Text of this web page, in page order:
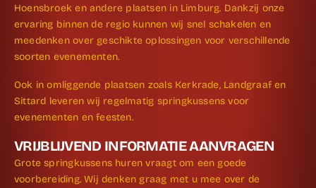
Hoensbroek en andere plaatsen in Limburg. Dankzij onze
ervaring binnen de regio kunnen wij snel schakelen en
meedenken over geschikte oplossingen voor verschillende
soorten evenementen.
Ook in omliggende plaatsen zoals Kerkrade, Landgraaf en
Sittard leveren wij regelmatig springkussens voor
evenementen en feesten.
VRIJBLIJVEND INFORMATIE AANVRAGEN
Grote springkussens huren vraagt om een goede
voorbereiding. Wij denken graag met u mee over de